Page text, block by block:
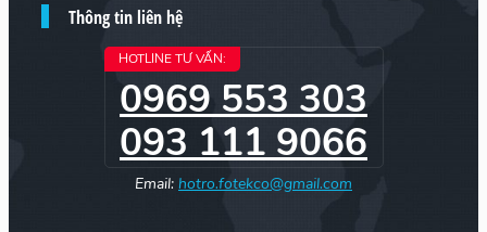
Thông tin liên hệ
HOTLINE TƯ VẤN:
0969 553 303
093 111 9066
Email: hotro.fotekco@gmail.com